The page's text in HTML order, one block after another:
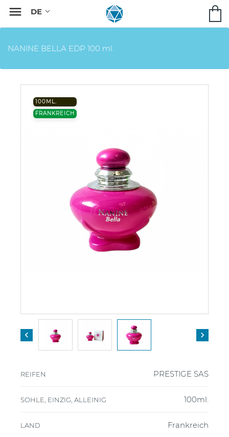

NANINE BELLA EDP 100 ml.
100ML.
FRANKREICH
 
REIFEN PRESTIGE SAS
SOHLE, EINZIG, ALLEINIG 100ml.
LAND Frankreich